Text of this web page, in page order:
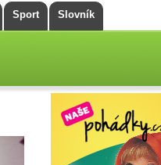
Sport Slovník